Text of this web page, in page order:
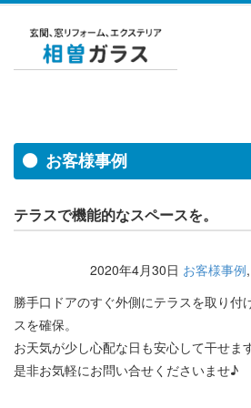
お客様事例
テラスで機能的なスペースを。
2020年4月30日 お客様事例,
勝手口ドアのすぐ外側にテラスを取り付
スを確保。
お天気が少し心配な日も安心して干せます
是非お気軽にお問い合せくださいませ♪